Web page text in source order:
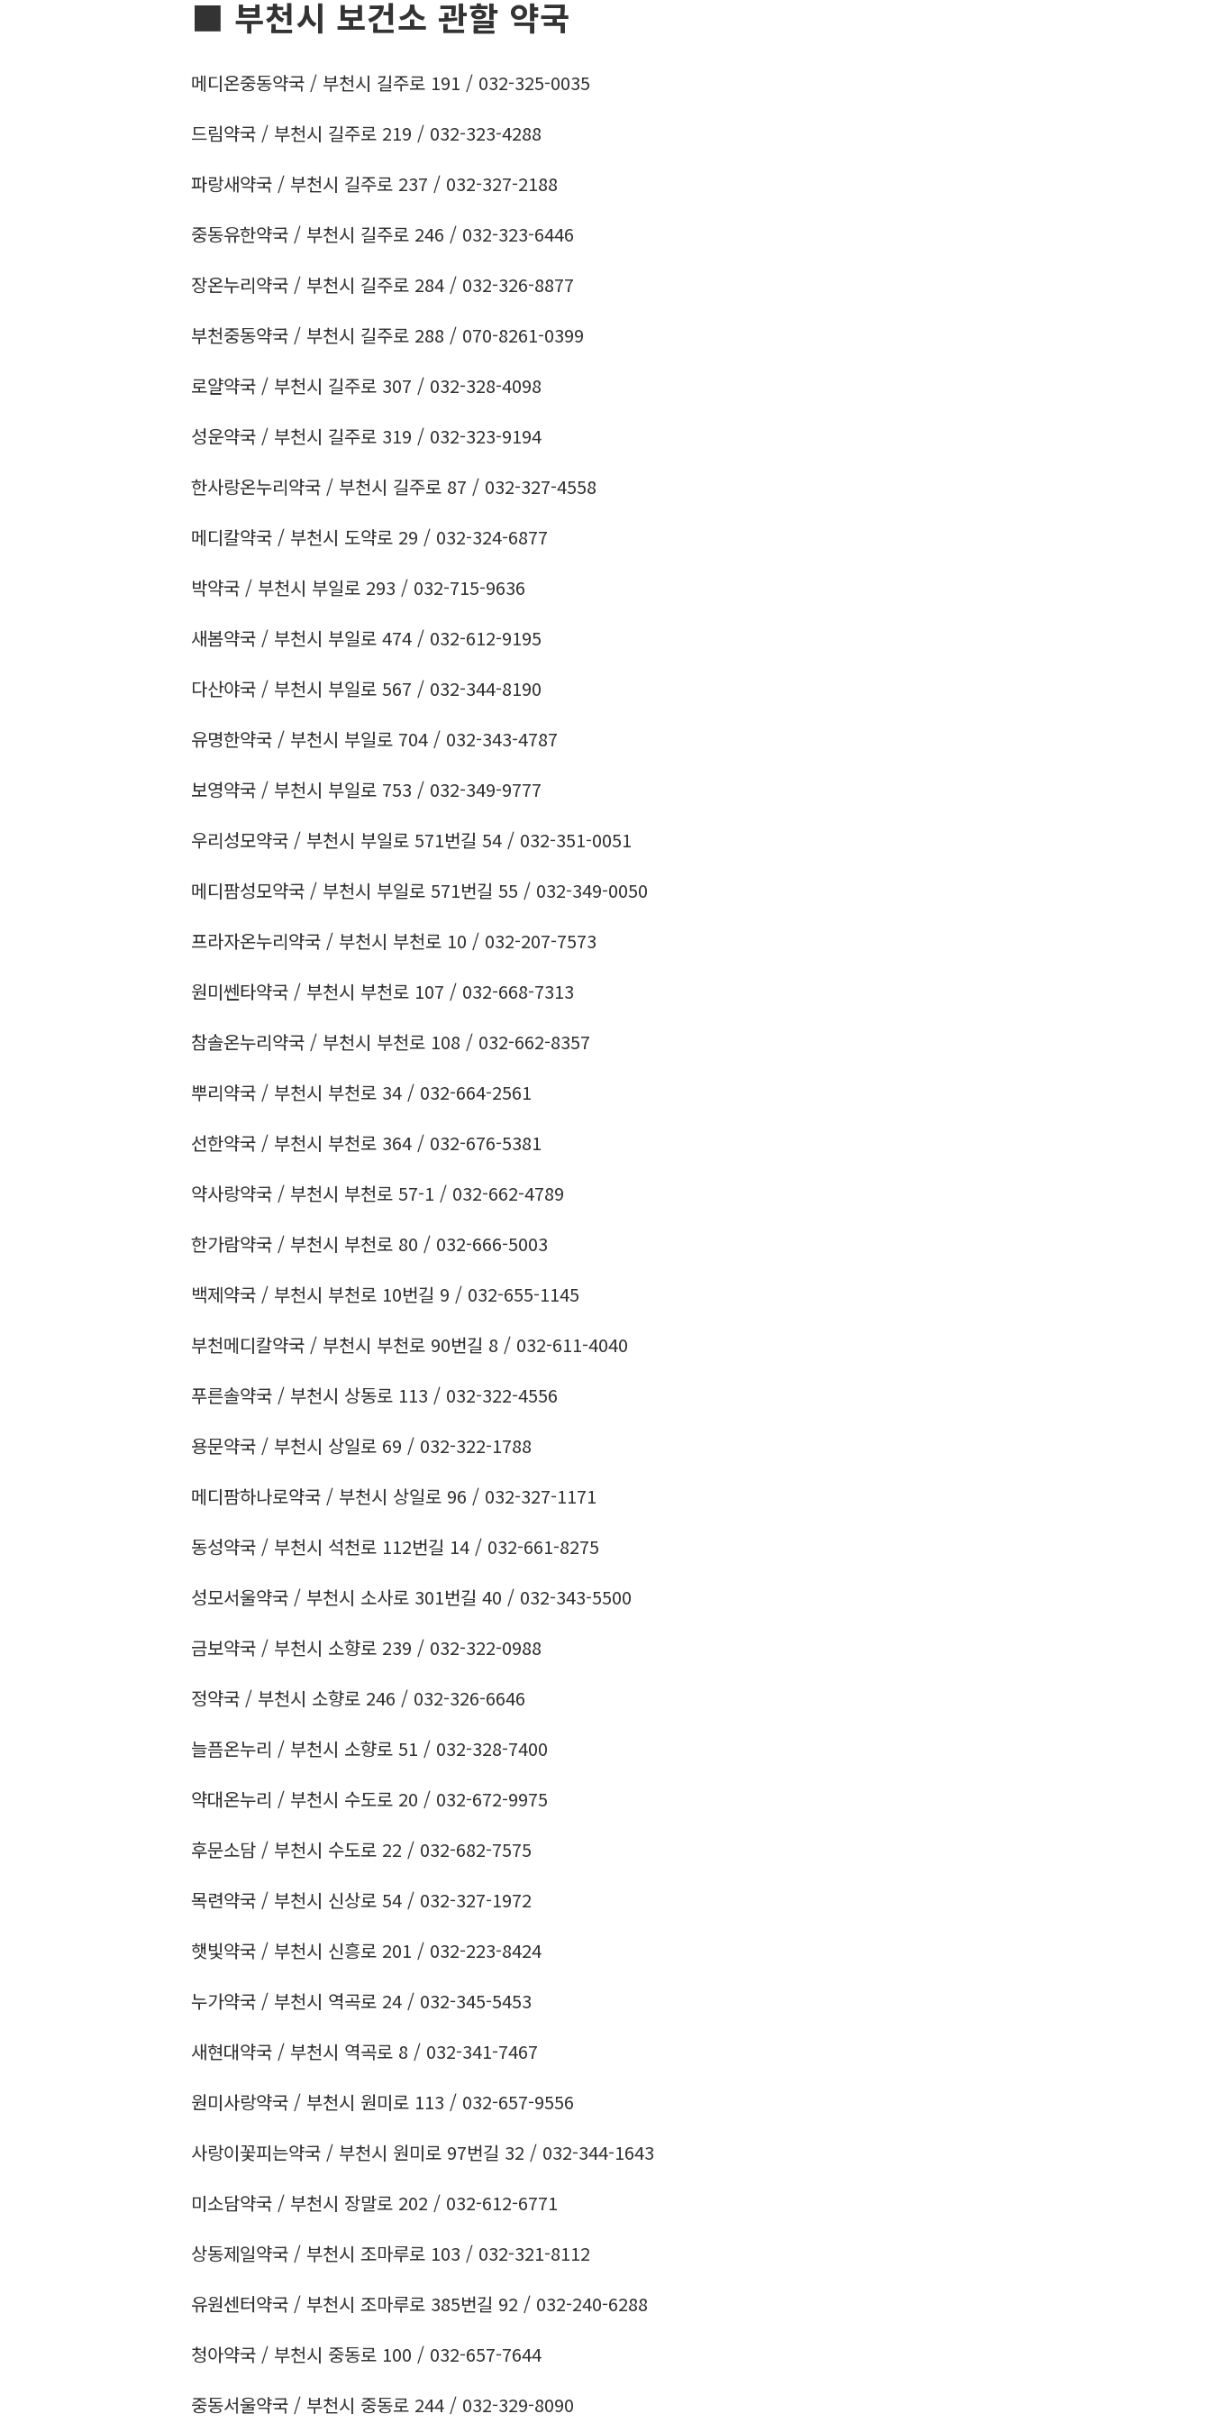
■ 부천시 보건소 관할 약국
메디온중동약국 / 부천시 길주로 191 / 032-325-0035
드림약국 / 부천시 길주로 219 / 032-323-4288
파랑새약국 / 부천시 길주로 237 / 032-327-2188
중동유한약국 / 부천시 길주로 246 / 032-323-6446
장온누리약국 / 부천시 길주로 284 / 032-326-8877
부천중동약국 / 부천시 길주로 288 / 070-8261-0399
로얄약국 / 부천시 길주로 307 / 032-328-4098
성운약국 / 부천시 길주로 319 / 032-323-9194
한사랑온누리약국 / 부천시 길주로 87 / 032-327-4558
메디칼약국 / 부천시 도약로 29 / 032-324-6877
박약국 / 부천시 부일로 293 / 032-715-9636
새봄약국 / 부천시 부일로 474 / 032-612-9195
다산야국 / 부천시 부일로 567 / 032-344-8190
유명한약국 / 부천시 부일로 704 / 032-343-4787
보영약국 / 부천시 부일로 753 / 032-349-9777
우리성모약국 / 부천시 부일로 571번길 54 / 032-351-0051
메디팜성모약국 / 부천시 부일로 571번길 55 / 032-349-0050
프라자온누리약국 / 부천시 부천로 10 / 032-207-7573
원미쎈타약국 / 부천시 부천로 107 / 032-668-7313
참솔온누리약국 / 부천시 부천로 108 / 032-662-8357
뿌리약국 / 부천시 부천로 34 / 032-664-2561
선한약국 / 부천시 부천로 364 / 032-676-5381
약사랑약국 / 부천시 부천로 57-1 / 032-662-4789
한가람약국 / 부천시 부천로 80 / 032-666-5003
백제약국 / 부천시 부천로 10번길 9 / 032-655-1145
부천메디칼약국 / 부천시 부천로 90번길 8 / 032-611-4040
푸른솔약국 / 부천시 상동로 113 / 032-322-4556
용문약국 / 부천시 상일로 69 / 032-322-1788
메디팜하나로약국 / 부천시 상일로 96 / 032-327-1171
동성약국 / 부천시 석천로 112번길 14 / 032-661-8275
성모서울약국 / 부천시 소사로 301번길 40 / 032-343-5500
금보약국 / 부천시 소향로 239 / 032-322-0988
정약국 / 부천시 소향로 246 / 032-326-6646
늘픔온누리 / 부천시 소향로 51 / 032-328-7400
약대온누리 / 부천시 수도로 20 / 032-672-9975
후문소담 / 부천시 수도로 22 / 032-682-7575
목련약국 / 부천시 신상로 54 / 032-327-1972
햇빛약국 / 부천시 신흥로 201 / 032-223-8424
누가약국 / 부천시 역곡로 24 / 032-345-5453
새현대약국 / 부천시 역곡로 8 / 032-341-7467
원미사랑약국 / 부천시 원미로 113 / 032-657-9556
사랑이꽃피는약국 / 부천시 원미로 97번길 32 / 032-344-1643
미소담약국 / 부천시 장말로 202 / 032-612-6771
상동제일약국 / 부천시 조마루로 103 / 032-321-8112
유원센터약국 / 부천시 조마루로 385번길 92 / 032-240-6288
청아약국 / 부천시 중동로 100 / 032-657-7644
중동서울약국 / 부천시 중동로 244 / 032-329-8090